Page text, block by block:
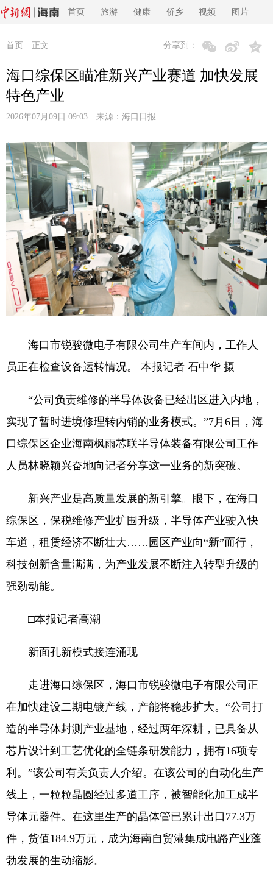
首页 旅游 健康 侨乡 视频 图片
首页 —正文 分享到：
海口综保区瞄准新兴产业赛道 加快发展
特色产业
2026年07月09日 09:03 来源： 海口日报
海口市锐骏微电子有限公司生产车间内，工作人
员正在检查设备运转情况。 本报记者 石中华 摄
“公司负责维修的半导体设备已经出区进入内地，
实现了暂时进境修理转内销的业务模式。”7月6日，海
口综保区企业海南枫雨芯联半导体装备有限公司工作
人员林晓颖兴奋地向记者分享这一业务的新突破。
新兴产业是高质量发展的新引擎。眼下，在海口
综保区，保税维修产业扩围升级，半导体产业驶入快
车道，租赁经济不断壮大……园区产业向“新”而行，
科技创新含量满满，为产业发展不断注入转型升级的
强劲动能。
□本报记者高潮
新面孔新模式接连涌现
走进海口综保区，海口市锐骏微电子有限公司正
在加快建设二期电镀产线，产能将稳步扩大。“公司打
造的半导体封测产业基地，经过两年深耕，已具备从
芯片设计到工艺优化的全链条研发能力，拥有16项专
利。”该公司有关负责人介绍。在该公司的自动化生产
线上，一粒粒晶圆经过多道工序，被智能化加工成半
导体元器件。在这里生产的晶体管已累计出口77.3万
件，货值184.9万元，成为海南自贸港集成电路产业蓬
勃发展的生动缩影。